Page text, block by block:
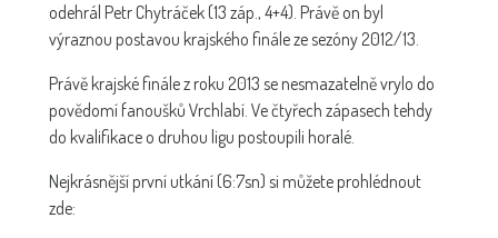
odehrál Petr Chytráček (13 záp., 4+4). Právě on byl
výraznou postavou krajského finále ze sezóny 2012/13.
Právě krajské finále z roku 2013 se nesmazatelně vrylo do
povědomí fanoušků Vrchlabí. Ve čtyřech zápasech tehdy
do kvalifikace o druhou ligu postoupili horalé.
Nejkrásnější první utkání (6:7sn) si můžete prohlédnout
zde: